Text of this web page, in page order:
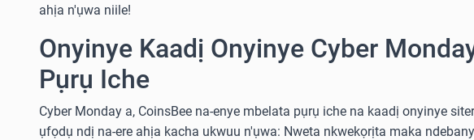
ahịa n'ụwa niile!
Onyinye Kaadị Onyinye Cyber
Pụrụ Iche
Cyber Monday a, CoinsBee na-enye mbelata pụrụ iche na kaadị onyinye
ụfọdụ ndị na-ere ahịa kacha ukwuu n'ụwa: Nweta nkwekọrịta maka